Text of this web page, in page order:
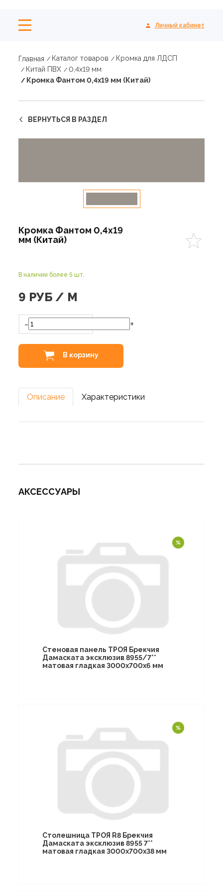
Личный кабинет
Главная Каталог товаров
Кромка для ЛДСП
Китай ПВХ
0,4х19 мм
Кромка Фантом 0,4х19 мм (Китай)
ВЕРНУТЬСЯ В РАЗДЕЛ
Кромка Фантом 0,4х19
мм (Китай)
В наличии более 5 шт.
9 РУБ / М
- +
В корзину
Описание Характеристики
АКСЕССУАРЫ
Стеновая панель ТРОЯ Брекчия
Дамаската эксклюзив 8955/7**
матовая гладкая 3000х700х6 мм
Столешница ТРОЯ R8 Брекчия
Дамаската эксклюзив 8955 7**
матовая гладкая 3000х700х38 мм